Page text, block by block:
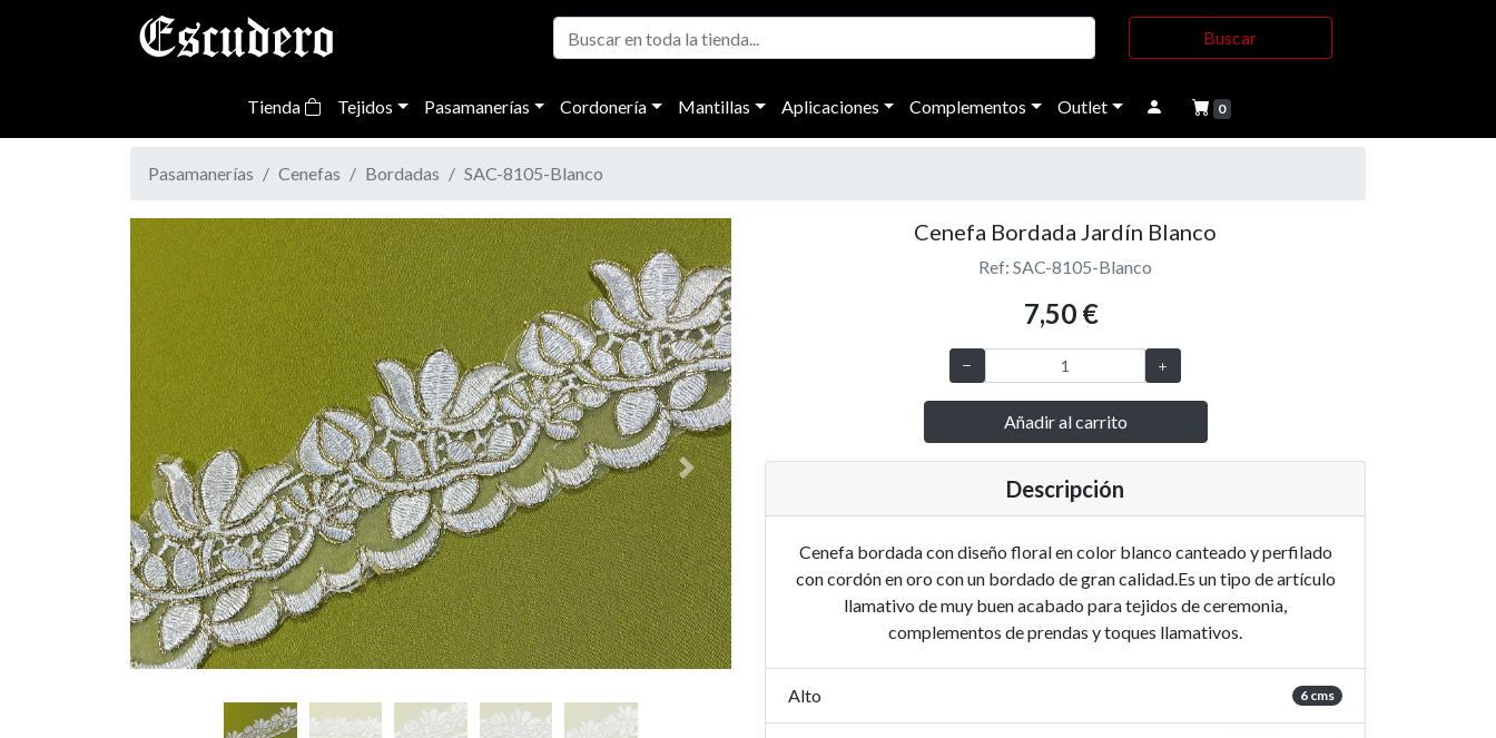
Buscar
Tienda Tejidos Pasamanerías Cordonería Mantillas Aplicaciones Complementos Outlet 0
Pasamanerías Cenefas Bordadas SAC-8105-Blanco
Previous Next
Cenefa Bordada Jardín Blanco
Ref: SAC-8105-Blanco
7,50 €
Añadir al carrito
Descripción
Cenefa bordada con diseño floral en color blanco canteado y perfilado
con cordón en oro con un bordado de gran calidad.Es un tipo de artículo
llamativo de muy buen acabado para tejidos de ceremonia,
complementos de prendas y toques llamativos.
Alto 6 cms